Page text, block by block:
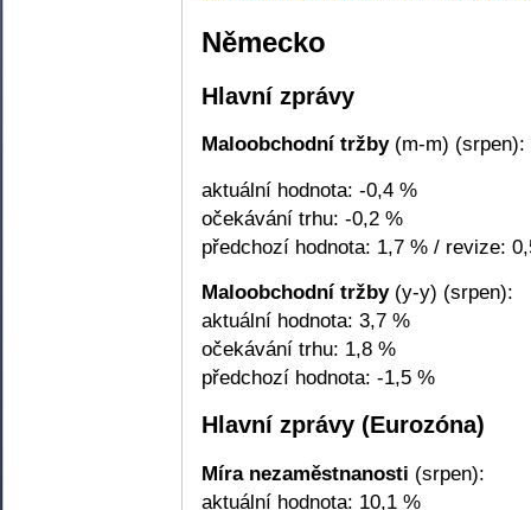
Německo
Hlavní zprávy
Maloobchodní tržby(m-m) (srpen):
aktuální hodnota: -0,4 %
očekávání trhu: -0,2 %
předchozí hodnota: 1,7 % / revize:
Maloobchodní tržby(y-y) (srpen):
aktuální hodnota: 3,7 %
očekávání trhu: 1,8 %
předchozí hodnota: -1,5 %
Hlavní zprávy (Eurozóna)
Míra nezaměstnanosti (srpen):
aktuální hodnota: 10,1 %